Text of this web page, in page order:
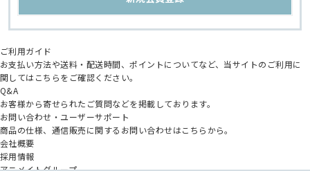
ご利用ガイド
お支払い方法や送料・配送時間、ポイントについてなど、当サイトのご利用に
関してはこちらをご確認ください。
Q&A
お客様から寄せられたご質問などを掲載しております。
お問い合わせ・ユーザーサポート
商品の仕様、通信販売に関するお問い合わせはこちらから。
会社概要
採用情報